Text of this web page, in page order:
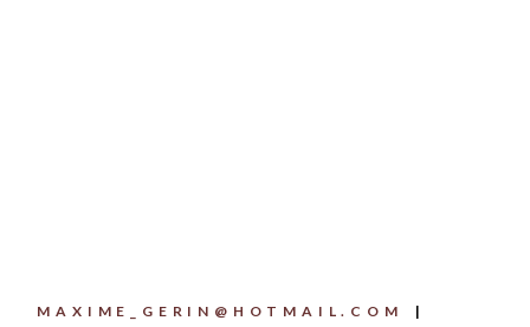
MAXIME_GERIN@HOTMAIL.COM